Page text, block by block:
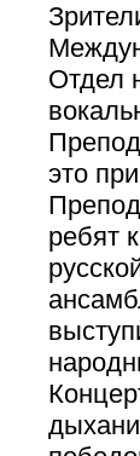
Отдел
это
ребят